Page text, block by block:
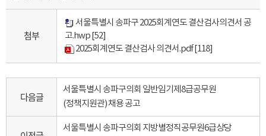
첨부
서울특별시 송파구 2025회계연도 결산검사의견서 공
고.hwp [52]
2025회계연도 결산검사 의견서.pdf [118]
다음글
서울특별시 송파구의회 일반임기제8급공무원
(정책지원관) 채용 공고
서울특별시 송파구의회 지방별정직공무원6급상당